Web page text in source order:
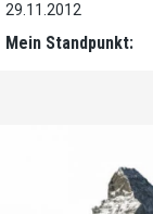
29.11.2012
Mein Standpunkt: